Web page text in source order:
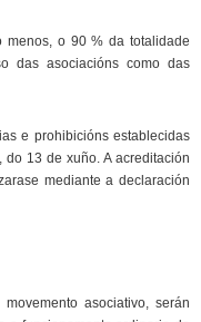
menos, o 90 % da totalidade
das asociacións como das
e prohibicións establecidas
13 de xuño. A acreditación
mediante a declaración
asociativo, serán